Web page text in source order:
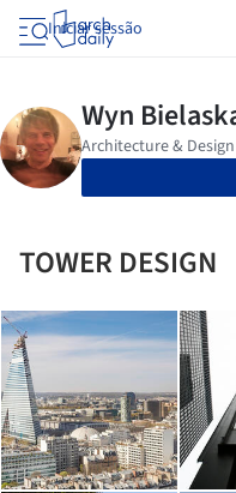
Iniciar sessão
TOWER DESIGN